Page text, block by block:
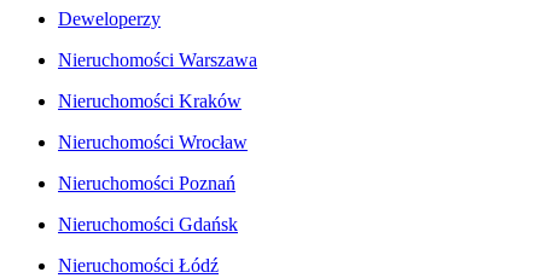
Deweloperzy
Nieruchomości Warszawa
Nieruchomości Kraków
Nieruchomości Wrocław
Nieruchomości Poznań
Nieruchomości Gdańsk
Nieruchomości Łódź